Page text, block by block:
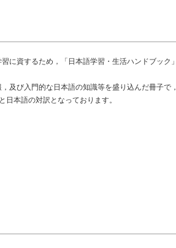
に資するため，「日本語学習・生活ハンドブック」
及び入門的な日本語の知識等を盛り込んだ冊子で，
本語の対訳となっております。